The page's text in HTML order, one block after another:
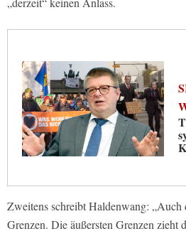
Zweitens schreibt Haldenwang:
Grenzen. Die äußersten Grenzen zieht